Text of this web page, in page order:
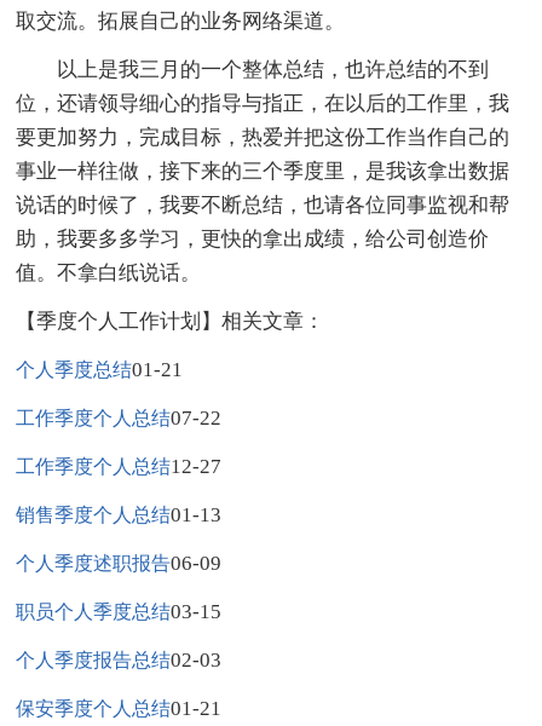
取交流。拓展自己的业务网络渠道。
以上是我三月的一个整体总结，也许总结的不到
位，还请领导细心的指导与指正，在以后的工作里，我
要更加努力，完成目标，热爱并把这份工作当作自己的
事业一样往做，接下来的三个季度里，是我该拿出数据
说话的时候了，我要不断总结，也请各位同事监视和帮
助，我要多多学习，更快的拿出成绩，给公司创造价
值。不拿白纸说话。
【季度个人工作计划】相关文章：
个人季度总结01-21
工作季度个人总结07-22
工作季度个人总结12-27
销售季度个人总结01-13
个人季度述职报告06-09
职员个人季度总结03-15
个人季度报告总结02-03
保安季度个人总结01-21